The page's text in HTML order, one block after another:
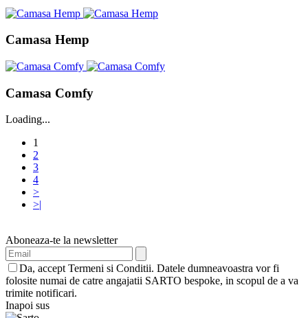
Camasa Hemp
Camasa Comfy
Loading...
1
2
3
4
>
>|
Aboneaza-te la newsletter
Da, accept Termeni si Conditii. Datele dumneavoastra vor fi
folosite numai de catre angajatii SARTO bespoke, in scopul de a va
trimite notificari.
Inapoi sus